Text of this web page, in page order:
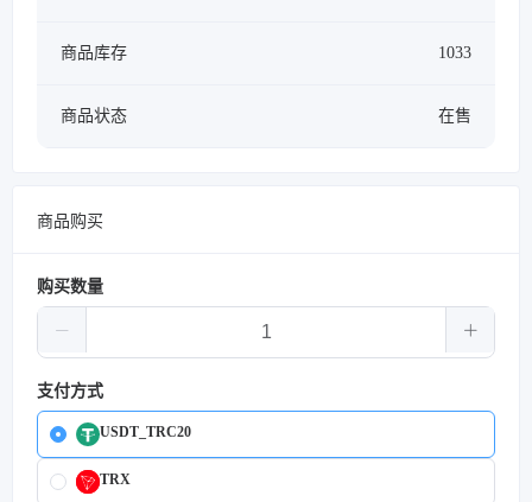
商品库存 1033
商品状态 在售
商品购买
购买数量
支付方式
USDT_TRC20
TRX